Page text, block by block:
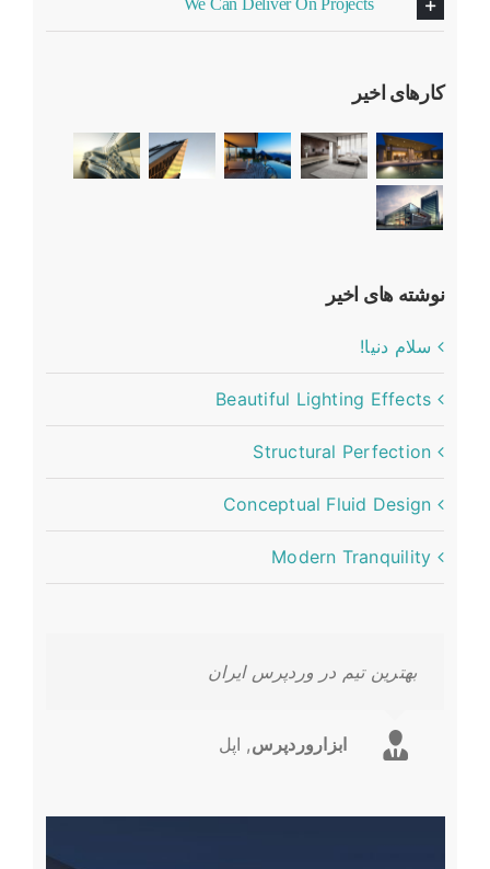
We Can Deliver On Projects
کارهای اخیر
نوشته های اخیر
سلام دنیا!
Beautiful Lighting Effects
Structural Perfection
Conceptual Fluid Design
Modern Tranquility
بهترین تیم در وردپرس ایران
ابزاروردپرس, اپل ابزاروردپرس ماکروسافت